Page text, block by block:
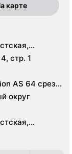
карте
стр. 1
AS 64 среза,
округ